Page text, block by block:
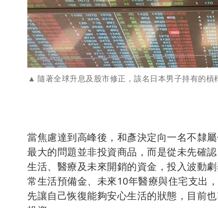
隨著全球升息及股市修正，該名日本男子持有的
當焦慮達到高峰後，和彥決定向一名不隸
最大的問題並非投資商品，而是從未先確
生活、醫療及未來開銷的資金，投入波動
常生活預備金、未來10年醫療與住宅支出
先讓自己恢復能夠安心生活的狀態，目前